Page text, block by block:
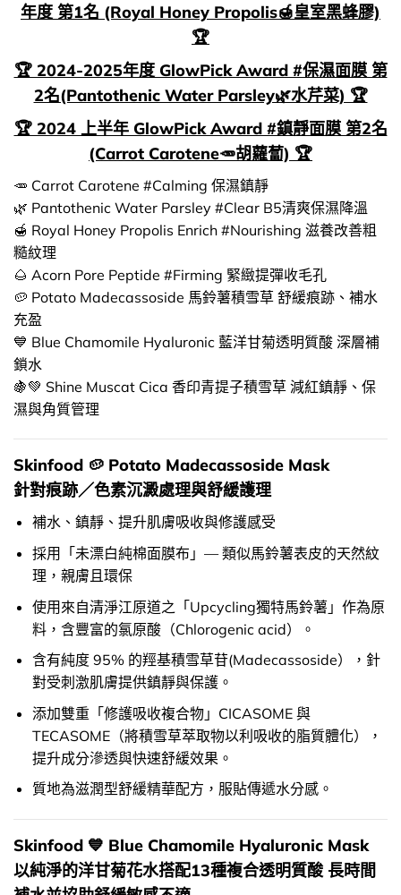
年度 第1名 (Royal Honey Propolis🍯皇室黑蜂膠)
🏆
🏆 2024-2025年度 GlowPick Award #保濕面膜 第
2名(Pantothenic Water Parsley🌿水芹菜) 🏆
🏆 2024 上半年 GlowPick Award #鎮靜面膜 第2名
(Carrot Carotene🥕胡蘿蔔) 🏆
🥕 Carrot Carotene #Calming 保濕鎮靜
🌿 Pantothenic Water Parsley #Clear B5清爽保濕降溫
🍯 Royal Honey Propolis Enrich #Nourishing 滋養改善粗
糙紋理
🌰 Acorn Pore Peptide #Firming 緊緻提彈收毛孔
🥔 Potato Madecassoside 馬鈴薯積雪草 舒緩痕跡、補水
充盈
💙 Blue Chamomile Hyaluronic 藍洋甘菊透明質酸 深層補
鎖水
🍇💚 Shine Muscat Cica 香印青提子積雪草 減紅鎮靜、保
濕與角質管理
Skinfood 🥔 Potato Madecassoside Mask
針對痕跡／色素沉澱處理與舒緩護理
補水、鎮靜、提升肌膚吸收與修護感受
採用「未漂白純棉面膜布」— 類似馬鈴薯表皮的天然紋
理，親膚且環保
使用來自清淨江原道之「Upcycling獨特馬鈴薯」作為原
料，含豐富的氯原酸（Chlorogenic acid）。
含有純度 95% 的羥基積雪草苷(Madecassoside），針
對受刺激肌膚提供鎮靜與保護。
添加雙重「修護吸收複合物」CICASOME 與
TECASOME（將積雪草萃取物以利吸收的脂質體化），
提升成分滲透與快速舒緩效果。
質地為滋潤型舒緩精華配方，服貼傳遞水分感。
Skinfood 💙 Blue Chamomile Hyaluronic Mask
以純淨的洋甘菊花水搭配13種複合透明質酸 長時間